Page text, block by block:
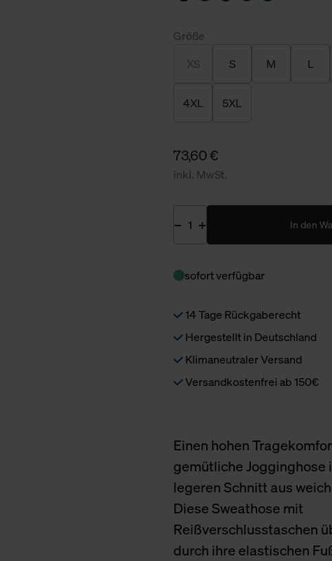
Größe
XS S M L
4XL 5XL
73,60 €
inkl. MwSt.
In den
sofort verfügbar
14 Tage Rückgaberecht
Hergestellt in Deutschland
Klimaneutraler Versand
Versandkostenfrei ab 150€
Einen hohen
gemütliche Jogginghose
legeren Schnitt aus
Diese Sweathose mit
Reißverschlusstaschen
durch ihre elastischen